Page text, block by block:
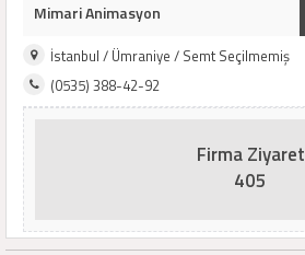
Mimari Animasyon
İstanbul / Ümraniye / Semt Seçilmemiş
(0535) 388-42-92
Firma Ziyaret
405